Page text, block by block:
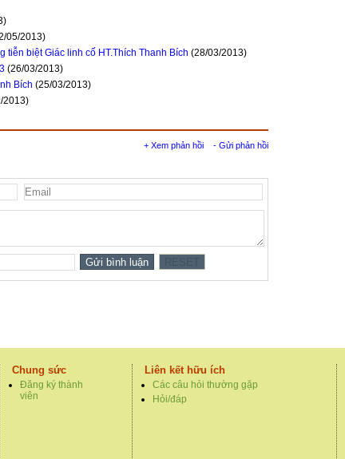
05/2013)
tiễn biệt Giác linh cố HT.Thích Thanh Bích (28/03/2013)
(26/03/2013)
Bích (25/03/2013)
2013)
+ Xem phản hồi - Gửi phản hồi
Chung sức
Đăng ký thành
viên
Liên kết hữu ích
Các câu hỏi thường gặp
Hỏi/đáp